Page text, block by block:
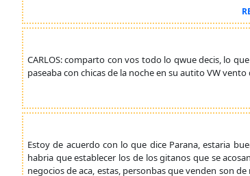
CARLOS: comparto con vos todo lo qwue decis, lo
paseaba con chicas de la noche en su autito VW
Estoy de acuerdo con lo que dice Parana, estaria
habria que establecer los de los gitanos que se
negocios de aca, estas, personbas que venden son